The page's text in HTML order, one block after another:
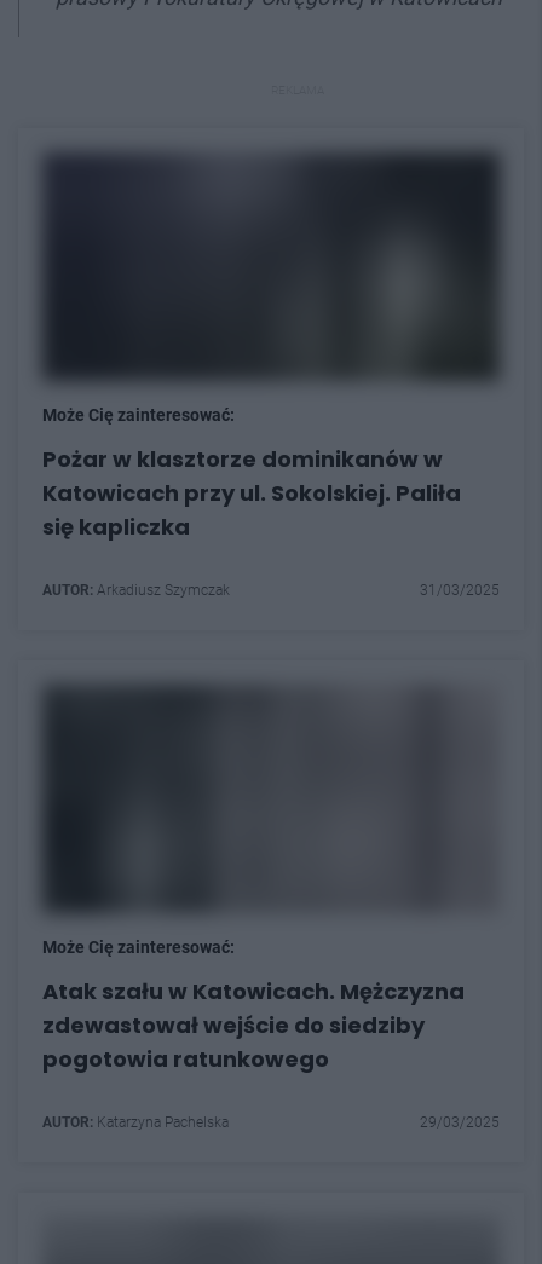
Może Cię zainteresować:
Pożar w klasztorze dominikanów w
Katowicach przy ul. Sokolskiej. Paliła
się kapliczka
AUTOR: Arkadiusz Szymczak 31/03/2025
Może Cię zainteresować:
Atak szału w Katowicach. Mężczyzna
zdewastował wejście do siedziby
pogotowia ratunkowego
AUTOR: Katarzyna Pachelska 29/03/2025